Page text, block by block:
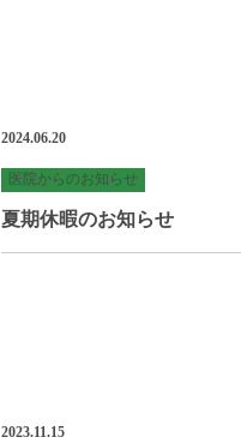
2024.06.20
医院からのお知らせ
夏期休暇のお知らせ
2023.11.15